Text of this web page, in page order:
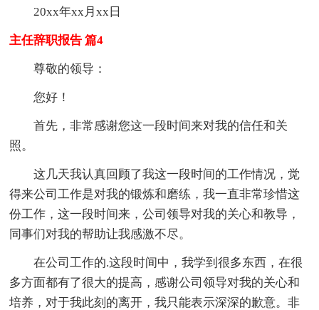
20xx年xx月xx日
主任辞职报告 篇4
尊敬的领导：
您好！
首先，非常感谢您这一段时间来对我的信任和关
照。
这几天我认真回顾了我这一段时间的工作情况，觉
得来公司工作是对我的锻炼和磨练，我一直非常珍惜这
份工作，这一段时间来，公司领导对我的关心和教导，
同事们对我的帮助让我感激不尽。
在公司工作的.这段时间中，我学到很多东西，在很
多方面都有了很大的提高，感谢公司领导对我的关心和
培养，对于我此刻的离开，我只能表示深深的歉意。非